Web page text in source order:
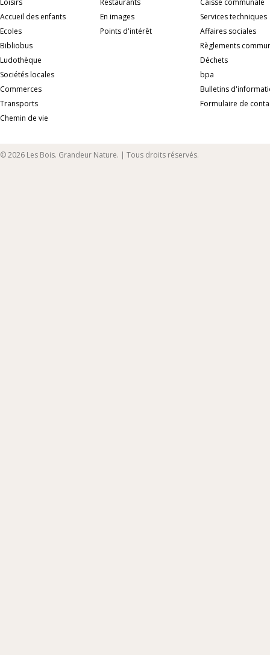
Loisirs
Accueil des enfants
Ecoles
Bibliobus
Ludothèque
Sociétés locales
Commerces
Transports
Chemin de vie
Restaurants
En images
Points d'intérêt
Caisse communale
Services techniques
Affaires sociales
Règlements
Déchets
bpa
Bulletins
Formulaire de
© 2026 Les Bois. Grandeur Nature. | Tous droits réservés.